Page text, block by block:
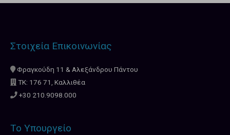
Στοιχεία Επικοινωνίας
Φραγκούδη 11 & Αλεξάνδρου Πάντου
ΤΚ: 176 71, Καλλιθέα
+30 210.9098.000
Το Υπουργείο